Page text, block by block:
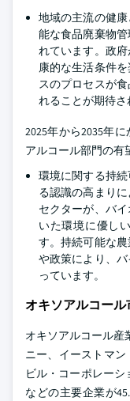
地域の主流の健
能な食品廃棄物
れています。政
康的な生活条件
スのプロセスが
れることが期待さ
2025年から2035年
アルコール部門の有
環境に関する持
る認識の高まり
セクターが、バ
いた環境に優し
す。持続可能な
や政策により、
っています。
オキソアルコー
オキソアルコール産
ニー、イーストマ
ビル・コーポレーシ
などの主要企業が